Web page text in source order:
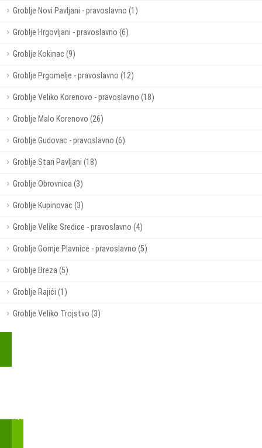
Groblje Novi Pavljani - pravoslavno (1)
Groblje Hrgovljani - pravoslavno (6)
Groblje Kokinac (9)
Groblje Prgomelje - pravoslavno (12)
Groblje Veliko Korenovo - pravoslavno (18)
Groblje Malo Korenovo (26)
Groblje Gudovac - pravoslavno (6)
Groblje Stari Pavljani (18)
Groblje Obrovnica (3)
Groblje Kupinovac (3)
Groblje Velike Sredice - pravoslavno (4)
Groblje Gornje Plavnice - pravoslavno (5)
Groblje Breza (5)
Groblje Rajići (1)
Groblje Veliko Trojstvo (3)